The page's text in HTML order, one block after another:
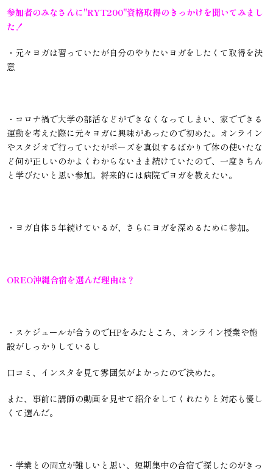
参加者のみなさんに"RYT200"資格取得のきっかけを聞いてみまし
た！
・元々ヨガは習っていたが自分のやりたいヨガをしたくて取得を決
意
・コロナ禍で大学の部活などができなくなってしまい、家でできる
運動を考えた際に元々ヨガに興味があったので初めた。オンライン
やスタジオで行っていたがポーズを真似するばかりで体の使いたな
ど何が正しいのかよくわからないまま続けていたので、一度きちん
と学びたいと思い参加。将来的には病院でヨガを教えたい。
・ヨガ自体５年続けているが、さらにヨガを深めるために参加。
OREO沖縄合宿を選んだ理由は？
・ スケジュールが合うのでHPをみたところ、オンライン授業や施
設がしっかりしているし
口コミ、インスタを見て雰囲気がよかったので決めた。
また、事前に講師の動画を見せて紹介をしてくれたりと対応も優し
くて選んだ。
・学業との両立が難しいと思い、短期集中の合宿で探したのがきっ